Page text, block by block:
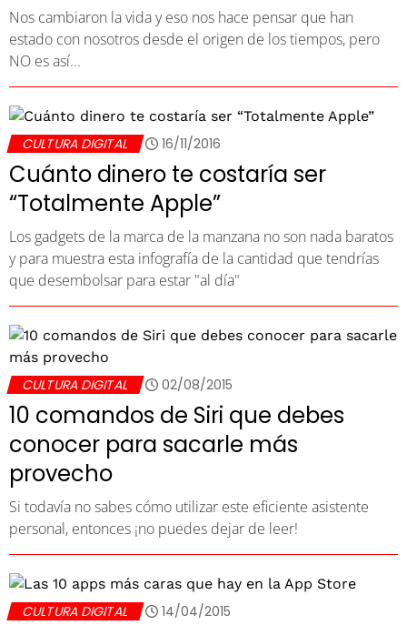
Nos cambiaron la vida y eso nos hace pensar que han
estado con nosotros desde el origen de los tiempos, pero
NO es así...
CULTURA DIGITAL 16/11/2016
Cuánto dinero te costaría ser
“Totalmente Apple”
Los gadgets de la marca de la manzana no son nada baratos
y para muestra esta infografía de la cantidad que tendrías
que desembolsar para estar "al día"
CULTURA DIGITAL 02/08/2015
10 comandos de Siri que debes
conocer para sacarle más
provecho
Si todavía no sabes cómo utilizar este eficiente asistente
personal, entonces ¡no puedes dejar de leer!
CULTURA DIGITAL 14/04/2015